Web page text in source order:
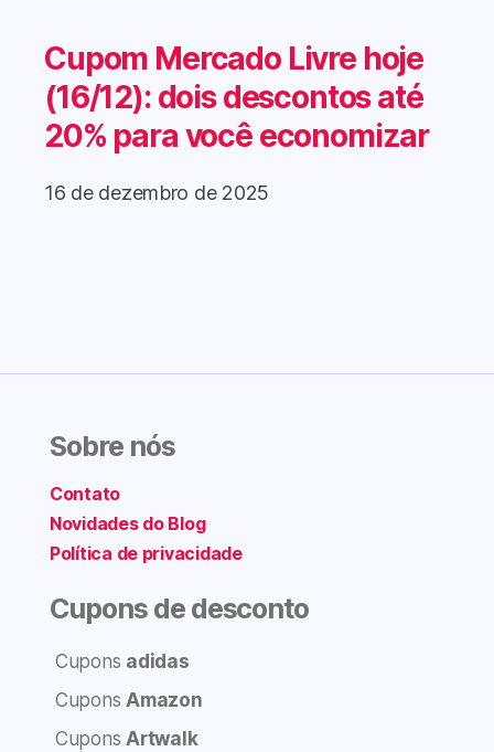
Cupom Mercado Livre hoje
(16/12): dois descontos até
20% para você economizar
16 de dezembro de 2025
Sobre nós
Contato
Novidades do Blog
Política de privacidade
Cupons de desconto
Cupons adidas
CuponsAmazon
CuponsArtwalk